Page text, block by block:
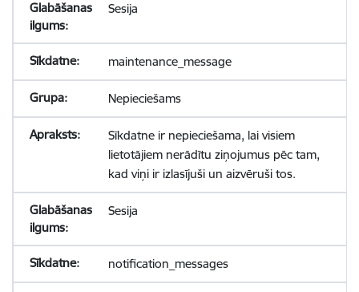
Sesija
maintenance_message
Nepieciešams
Sīkdatne ir nepieciešama, lai visiem
lietotājiem nerādītu ziņojumus pēc tam,
kad viņi ir izlasījuši un aizvēruši tos.
Sesija
notification_messages